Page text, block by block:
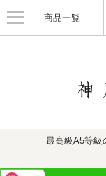
商品一覧
最高級A5等級